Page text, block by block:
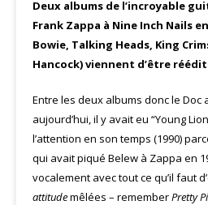
Deux albums de l’incroyable
Frank Zappa à Nine Inch Nails
Bowie, Talking Heads, King
Hancock) viennent d’être
Entre les deux albums donc le Doc
aujourd’hui, il y avait eu “Young
l’attention en son temps (1990)
qui avait piqué Belew à Zappa en
vocalement avec tout ce qu’il faut
attitudemêlées – rememberPretty